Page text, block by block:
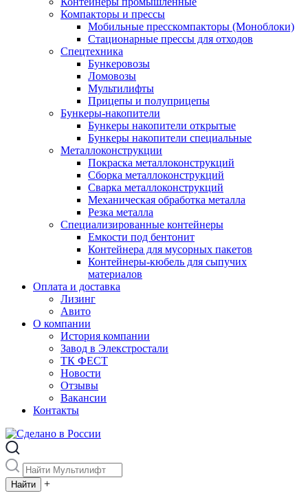
Компакторы и прессы
Мобильные пресскомпакторы (Моноблоки)
Стационарные прессы для отходов
Спецтехника
Бункеровозы
Ломовозы
Мультилифты
Прицепы и полуприцепы
Бункеры-накопители
Бункеры накопители открытые
Бункеры накопители специальные
Металлоконструкции
Покраска металлоконструкций
Сборка металлоконструкций
Сварка металлоконструкций
Механическая обработка металла
Резка металла
Специализированные контейнеры
Емкости под бентонит
Контейнера для мусорных пакетов
Контейнеры-кюбель для сыпучих
материалов
Оплата и доставка
Лизинг
Авито
О компании
История компании
Завод в Элекстростали
ТК ФЕСТ
Новости
Отзывы
Вакансии
Контакты
+